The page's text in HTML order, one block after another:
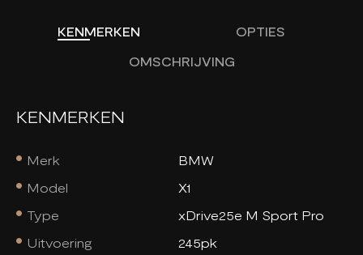
KENMERKEN OPTIES
OMSCHRIJVING
KENMERKEN
Merk
BMW
Model
X1
Type
xDrive25e M Sport Pro
Uitvoering
245pk